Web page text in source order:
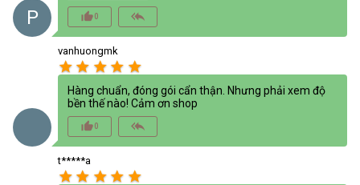
P thumb_up_alt0 reply_all
vanhuongmk
star star star star star
Hàng chuẩn, đóng gói cẩn thận. Nhưng phải xem độ
bền thế nào! Cảm ơn shop
thumb_up_alt0 reply_all
t*****a
star star star star star